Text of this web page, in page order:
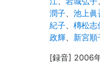
潤子
池上眞
紀子
槫松志
政輝
新宮順
[録音] 2006